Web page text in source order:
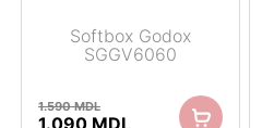
Softbox Godox
SGGV6060
1.590MDL
Prețul
1.090 MDL Prețul